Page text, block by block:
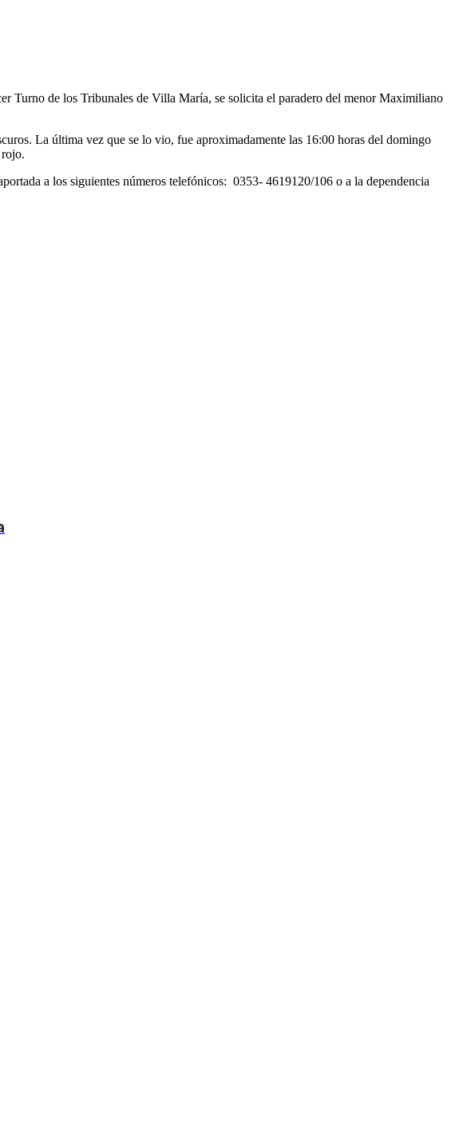
Turno de los Tribunales de Villa María, se solicita el paradero del menor Maximiliano
La última vez que se lo vio, fue aproximadamente las 16:00 horas del domingo
a los siguientes números telefónicos: 0353- 4619120/106 o a la dependencia